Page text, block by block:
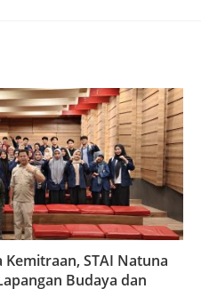
STAI Natuna
Budaya dan